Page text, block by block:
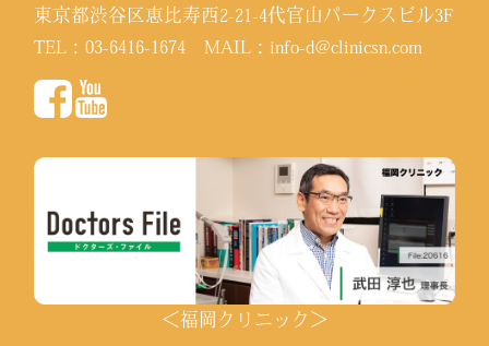
東京都渋谷区恵比寿西2-21-4代官山パークスビル3F
TEL：03-6416-1674 MAIL：info-d@clinicsn.com
＜福岡クリニック＞